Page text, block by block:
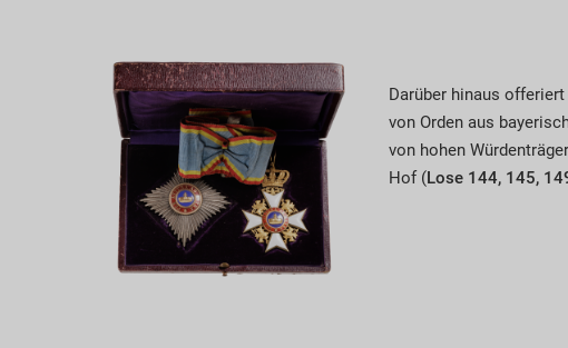
Darüber hinaus
von Orden aus
von hohen
Hof (Lose 144, 145,